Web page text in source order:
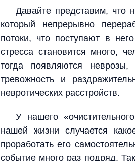
Давайте представим, что
который непрерывно
потоки, что поступают в
стресса становится много,
тогда появляются
тревожность и
невротических расстройств.
У нашего
нашей жизни случается
проработать его
событие много раз подряд.